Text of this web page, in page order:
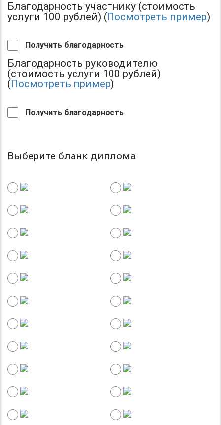
Благодарность участнику (стоимость
услуги 100 рублей) (Посмотреть пример)
Получить благодарность
Благодарность руководителю
(стоимость услуги 100 рублей)
(Посмотреть пример)
Получить благодарность
Выберите бланк диплома